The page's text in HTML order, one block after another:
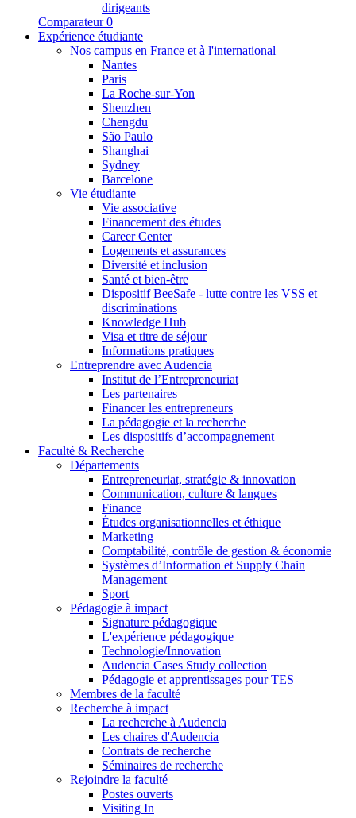
dirigeants
Comparateur 0
Expérience étudiante
Nos campus en France et à l'international
Nantes
Paris
La Roche-sur-Yon
Shenzhen
Chengdu
São Paulo
Shanghai
Sydney
Barcelone
Vie étudiante
Vie associative
Financement des études
Career Center
Logements et assurances
Diversité et inclusion
Santé et bien-être
Dispositif BeeSafe - lutte contre les VSS et
discriminations
Knowledge Hub
Visa et titre de séjour
Informations pratiques
Entreprendre avec Audencia
Institut de l’Entrepreneuriat
Les partenaires
Financer les entrepreneurs
La pédagogie et la recherche
Les dispositifs d’accompagnement
Faculté & Recherche
Départements
Entrepreneuriat, stratégie & innovation
Communication, culture & langues
Finance
Études organisationnelles et éthique
Marketing
Comptabilité, contrôle de gestion & économie
Systèmes d’Information et Supply Chain
Management
Sport
Pédagogie à impact
Signature pédagogique
L'expérience pédagogique
Technologie/Innovation
Audencia Cases Study collection
Pédagogie et apprentissages pour TES
Membres de la faculté
Recherche à impact
La recherche à Audencia
Les chaires d'Audencia
Contrats de recherche
Séminaires de recherche
Rejoindre la faculté
Postes ouverts
Visiting In